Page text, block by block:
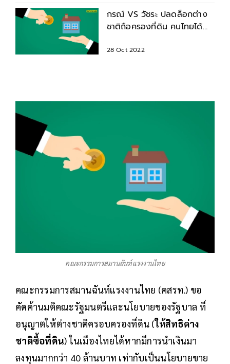
กรณ์ VS วัชระ ปลดล็อกต่าง
ชาติถือครองที่ดิน คนไทยได้
28 Oct 2022
คณะกรรมการสมานฉันท์แรงงานไทย
คณะกรรมการสมานฉันท์แรงงานไทย (คสรท.) ขอ
คัดค้านมติคณะรัฐมนตรีและนโยบายของรัฐบาล ที่
อนุญาตให้ต่างชาติครอบครองที่ดิน (ให้สิทธิต่าง
ชาติซื้อที่ดิน) ในเมืองไทยได้หากมีการนำเงินมา
ลงทุนมากกว่า 40 ล้านบาท เท่ากับเป็นนโยบายขาย